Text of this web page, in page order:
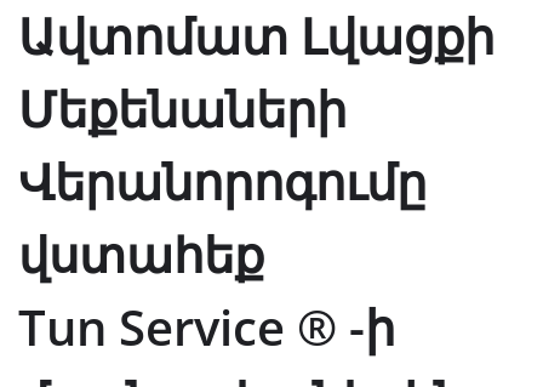
Ավտոմատ Լվացքի
Մեքենաների
Վերանորոգումը
վստահեք
Tun Service ® -ի